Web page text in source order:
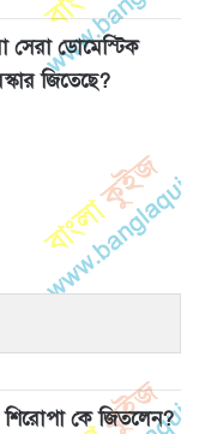
সেরা ডোমেস্টিক
জিতেছে?
কে জিতলেন?